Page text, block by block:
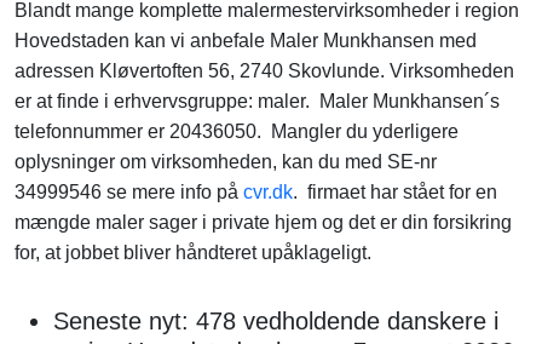
Blandt mange komplette malermestervirksomheder i region
Hovedstaden kan vi anbefale Maler Munkhansen med
adressen Kløvertoften 56, 2740 Skovlunde. Virksomheden
er at finde i erhvervsgruppe: maler. Maler Munkhansen´s
telefonnummer er 20436050. Mangler du yderligere
oplysninger om virksomheden, kan du med SE-nr
34999546 se mere info på cvr.dk. firmaet har stået for en
mængde maler sager i private hjem og det er din forsikring
for, at jobbet bliver håndteret upåklageligt.
Seneste nyt: 478 vedholdende danskere i